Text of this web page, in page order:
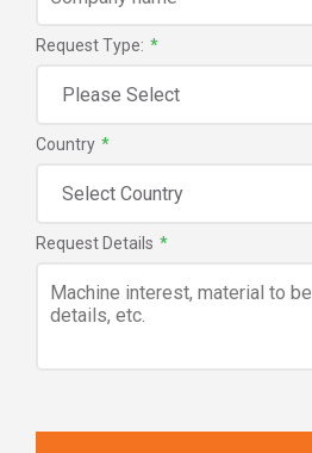
Request Type: *
Country *
Request Details *